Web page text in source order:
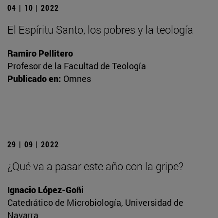
04 | 10 | 2022
El Espíritu Santo, los pobres y la teología
Ramiro Pellitero
Profesor de la Facultad de Teología
Publicado en: Omnes
29 | 09 | 2022
¿Qué va a pasar este año con la gripe?
Ignacio López-Goñi
Catedrático de Microbiología, Universidad de
Navarra